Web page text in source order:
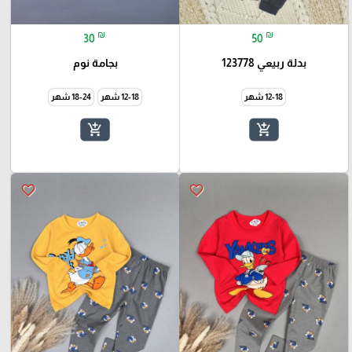
50 ₪
بدلة ربيعي 123778
12-18 شهر
add_shopping_cart
30 ₪
بجامة نوم
12-18 شهر 18-24 شهر
add_shopping_cart
favorite_border
favorite_border